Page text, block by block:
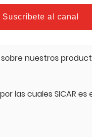
Suscríbete al canal
nuestros
las cuales SICAR